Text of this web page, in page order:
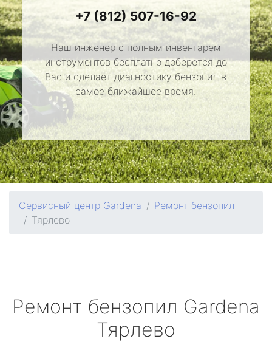
+7 (812) 507-16-92
Наш инженер с полным инвентарем
инструментов бесплатно доберется до
Вас и сделает диагностику бензопил в
самое ближайшее время.
Сервисный центр Gardena
Ремонт бензопил
Тярлево
Ремонт бензопил Gardena
Тярлево